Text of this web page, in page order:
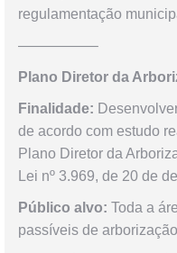
regulamentação
—————–
Plano Diretor da
Finalidade:
de acordo com estudo
Plano Diretor da
Lei nº 3.969, de 20 de
Público alvo: Toda a
passíveis de